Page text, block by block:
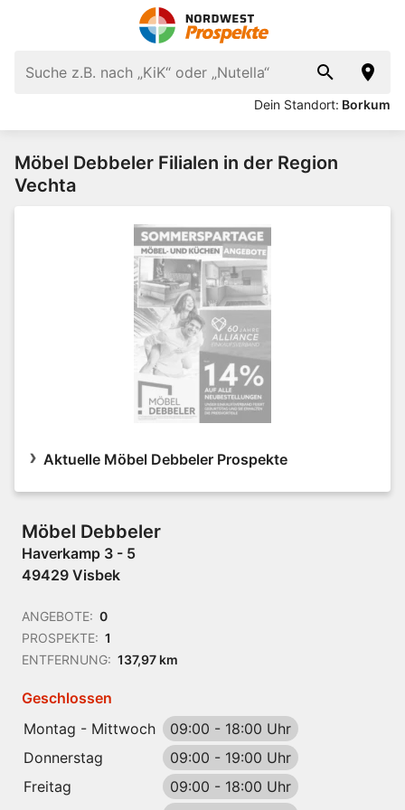
Dein Standort: Borkum
Möbel Debbeler Filialen in der Region
Vechta
Aktuelle Möbel Debbeler Prospekte
Möbel Debbeler
Haverkamp 3 - 5
49429 Visbek
ANGEBOTE: 0
PROSPEKTE: 1
ENTFERNUNG: 137,97 km
Geschlossen
Montag - Mittwoch
09:00 - 18:00 Uhr
Donnerstag
09:00 - 19:00 Uhr
Freitag
09:00 - 18:00 Uhr